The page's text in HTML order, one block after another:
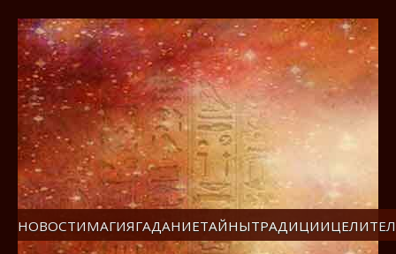
НОВОСТИМАГИЯГАДАНИЕТАЙНЫТРАДИЦИИ